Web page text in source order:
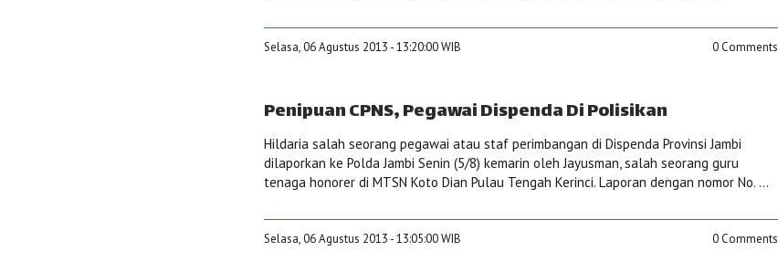
Selasa, 06 Agustus 2013 - 13:20:00 WIB 0 Comments
Penipuan CPNS, Pegawai Dispenda Di Polisikan
Hildaria salah seorang pegawai atau staf perimbangan di Dispenda Provinsi Jambi
dilaporkan ke Polda Jambi Senin (5/8) kemarin oleh Jayusman, salah seorang guru
tenaga honorer di MTSN Koto Dian Pulau Tengah Kerinci. Laporan dengan nomor No. ...
Selasa, 06 Agustus 2013 - 13:05:00 WIB 0 Comments